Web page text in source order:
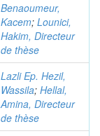
Benaoumeur,
Kacem; Lounici,
Hakim, Directeur
de thèse
Lazli Ep. Hezil,
Wassila; Hellal,
Amina, Directeur
de thèse